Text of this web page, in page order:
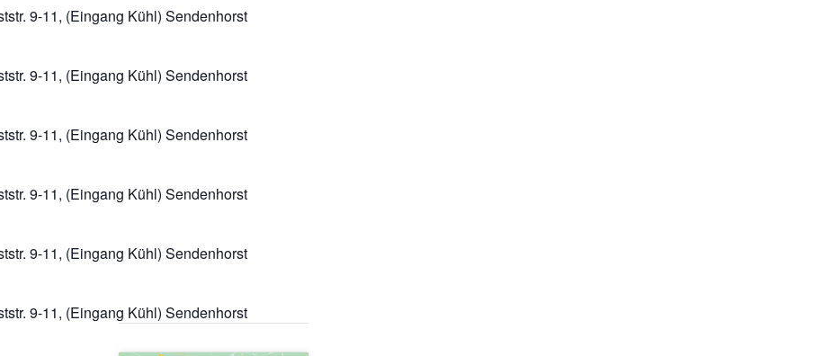
9-11, (Eingang Kühl) Sendenhorst
9-11, (Eingang Kühl) Sendenhorst
9-11, (Eingang Kühl) Sendenhorst
9-11, (Eingang Kühl) Sendenhorst
9-11, (Eingang Kühl) Sendenhorst
9-11, (Eingang Kühl) Sendenhorst